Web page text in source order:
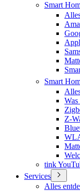
Smart
Smart
Z-
tink
Services
Alles